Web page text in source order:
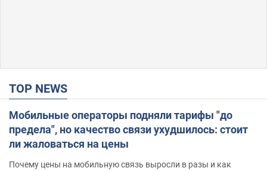
TOP NEWS
Мобильные операторы подняли тарифы "до
предела", но качество связи ухудшилось: стоит
ли жаловаться на цены
Почему цены на мобильную связь выросли в разы и как